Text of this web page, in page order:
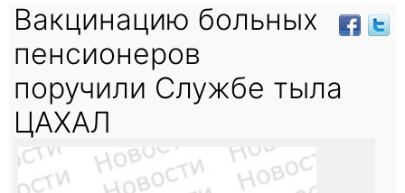
Вакцинацию больных
пенсионеров
поручили Службе тыла
ЦАХАЛ